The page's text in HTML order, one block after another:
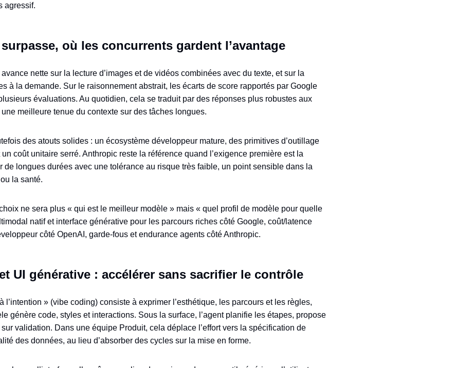
agressif.
où les concurrents gardent l’avantage
nette sur la lecture d’images et de vidéos combinées avec du texte, et sur la
à la demande. Sur le raisonnement abstrait, les écarts de score rapportés par Google
évaluations. Au quotidien, cela se traduit par des réponses plus robustes aux
meilleure tenue du contexte sur des tâches longues.
des atouts solides : un écosystème développeur mature, des primitives d’outillage
coût unitaire serré. Anthropic reste la référence quand l’exigence première est la
de longues durées avec une tolérance au risque très faible, un point sensible dans la
la santé.
ne sera plus « qui est le meilleur modèle » mais « quel profil de modèle pour quelle
natif et interface générative pour les parcours riches côté Google, coût/latence
côté OpenAI, garde‑fous et endurance agents côté Anthropic.
UI générative : accélérer sans sacrifier le contrôle
l’intention » (vibe coding) consiste à exprimer l’esthétique, les parcours et les règles,
génère code, styles et interactions. Sous la surface, l’agent planifie les étapes, propose
validation. Dans une équipe Produit, cela déplace l’effort vers la spécification de
des données, au lieu d’absorber des cycles sur la mise en forme.